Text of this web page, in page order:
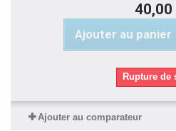
40,00
Ajouter au panier
Rupture de
Ajouter au comparateur